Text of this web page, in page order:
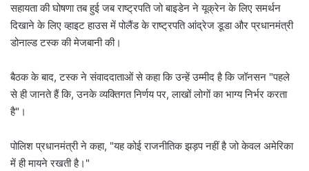
सहायता की घोषणा तब हुई जब राष्ट्रपति जो बाइडेन ने यूक्रेन के लिए समर्थन
दिखाने के लिए व्हाइट हाउस में पोलैंड के राष्ट्रपति आंद्रेज डूडा और प्रधानमंत्री
डोनाल्ड टस्क की मेजबानी की।
बैठक के बाद, टस्क ने संवाददाताओं से कहा कि उन्हें उम्मीद है कि जॉनसन "पहले
से ही जानते हैं कि, उनके व्यक्तिगत निर्णय पर, लाखों लोगों का भाग्य निर्भर करता
है"।
पोलिश प्रधानमंत्री ने कहा, "यह कोई राजनीतिक झड़प नहीं है जो केवल अमेरिका
में ही मायने रखती है।"